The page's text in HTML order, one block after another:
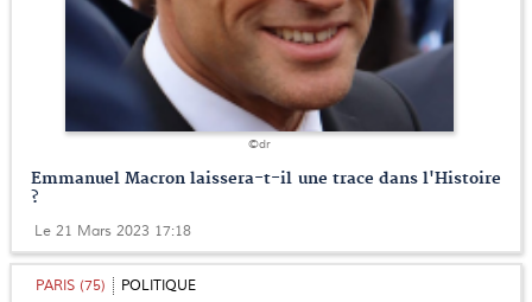
©dr
Emmanuel Macron laissera-t-il une trace dans l'Histoire
?
Le 21 Mars 2023 17:18
PARIS (75) POLITIQUE